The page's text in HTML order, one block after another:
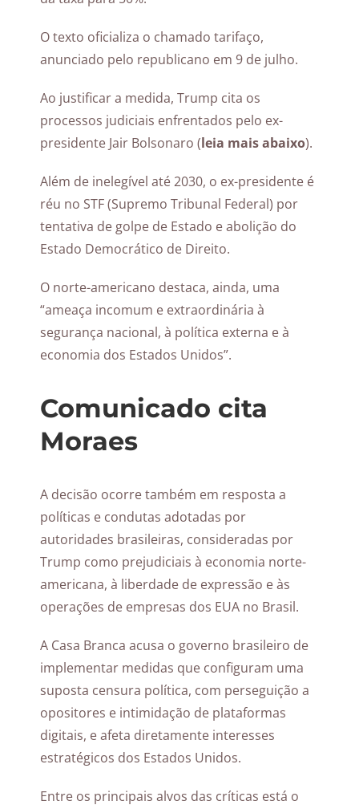
O texto oficializa o chamado tarifaço,
anunciado pelo republicano em 9 de julho.
Ao justificar a medida, Trump cita os
processos judiciais enfrentados pelo ex-
presidente Jair Bolsonaro (leia mais abaixo).
Além de inelegível até 2030, o ex-presidente é
réu no STF (Supremo Tribunal Federal) por
tentativa de golpe de Estado e abolição do
Estado Democrático de Direito.
O norte-americano destaca, ainda, uma
“ameaça incomum e extraordinária à
segurança nacional, à política externa e à
economia dos Estados Unidos”.
Comunicado cita
Moraes
A decisão ocorre também em resposta a
políticas e condutas adotadas por
autoridades brasileiras, consideradas por
Trump como prejudiciais à economia norte-
americana, à liberdade de expressão e às
operações de empresas dos EUA no Brasil.
A Casa Branca acusa o governo brasileiro de
implementar medidas que configuram uma
suposta censura política, com perseguição a
opositores e intimidação de plataformas
digitais, e afeta diretamente interesses
estratégicos dos Estados Unidos.
Entre os principais alvos das críticas está o